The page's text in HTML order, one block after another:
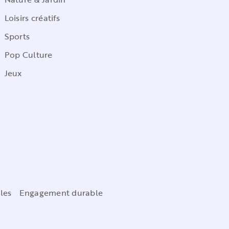
Loisirs créatifs
Sports
Pop Culture
Jeux
Engagement durable